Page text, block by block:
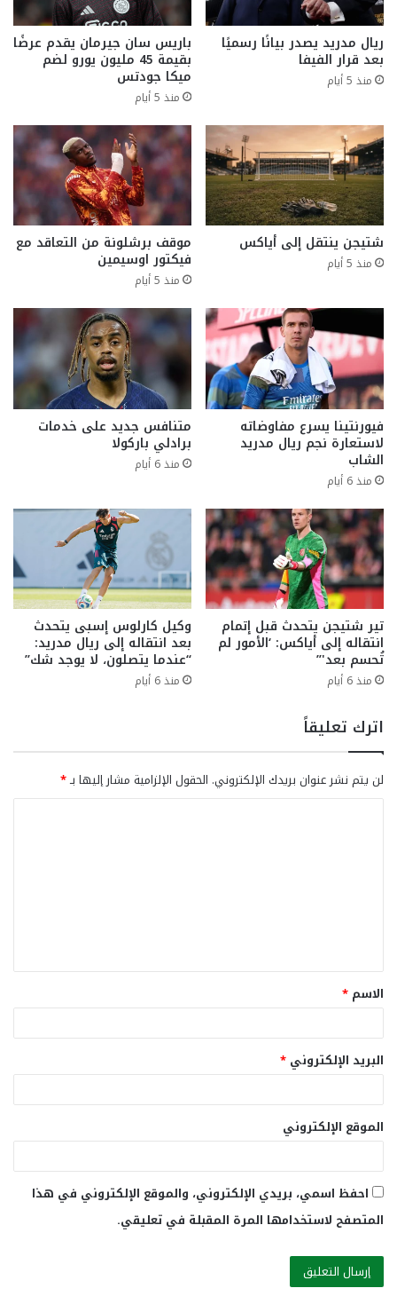
ريال مدريد يصدر بيانًا رسميًا
بعد قرار الفيفا
منذ 5 أيام
باريس سان جيرمان يقدم عرضًا
بقيمة 45 مليون يورو لضم
ميكا جودتس
منذ 5 أيام
شتيجن ينتقل إلى أياكس
منذ 5 أيام
موقف برشلونة من التعاقد مع
فيكتور اوسيمين
منذ 5 أيام
فيورنتينا يسرع مفاوضاته
لاستعارة نجم ريال مدريد
الشاب
منذ 6 أيام
متنافس جديد على خدمات
برادلي باركولا
منذ 6 أيام
تير شتيجن يتحدث قبل إتمام
انتقاله إلى أياكس: ‘الأمور لم
تُحسم بعد'”
منذ 6 أيام
وكيل كارلوس إسبى يتحدث
بعد انتقاله إلى ريال مدريد:
“عندما يتصلون، لا يوجد شك”
منذ 6 أيام
اترك تعليقاً
لن يتم نشر عنوان بريدك الإلكتروني. الحقول الإلزامية مشار إليها بـ*
ق
*
الاسم *
البريد الإلكتروني *
الموقع الإلكتروني
احفظ اسمي، بريدي الإلكتروني، والموقع الإلكتروني في هذا
المتصفح لاستخدامها المرة المقبلة في تعليقي.